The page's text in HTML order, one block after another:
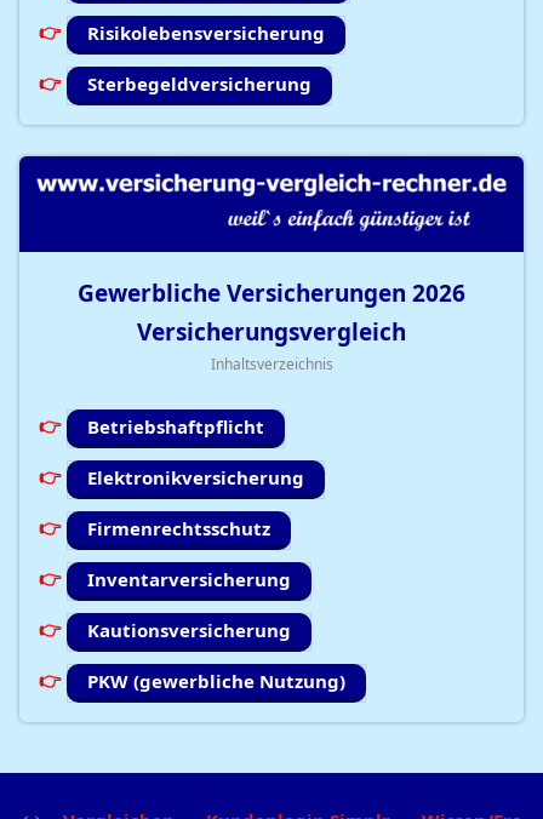
Risikolebensversicherung
Sterbegeldversicherung
Gewerbliche Versicherungen 2026
Versicherungsvergleich
Inhaltsverzeichnis
Betriebshaftpflicht
Elektronikversicherung
Firmenrechtsschutz
Inventarversicherung
Kautionsversicherung
PKW (gewerbliche Nutzung)